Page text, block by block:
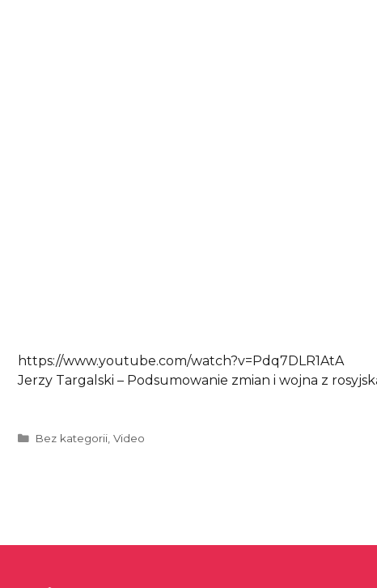
https://www.youtube.com/watch?v=Pdq7DLR1AtA
Jerzy Targalski – Podsumowanie zmian i wojna z
Kategorie
Bez kategorii ,Video